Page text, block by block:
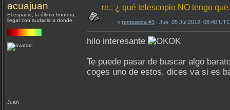
acuajuan
El espacio, la última frontera,
llegar con audacia a donde
Juan
re.: ¿ qué telescopio NO tengo
« respuesta #3 : Jue, 05 Jul 2012, 08:40
hilo interesante
Te puede pasar de buscar algo
coges uno de estos, dices va si es